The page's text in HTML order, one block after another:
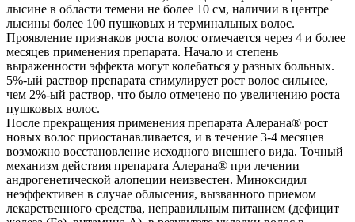
лысине в области темени не более 10 см, наличии в центре
лысины более 100 пушковых и терминальных волос.
Проявление признаков роста волос отмечается через 4 и более
месяцев применения препарата. Начало и степень
выраженности эффекта могут колебаться у разных больных.
5%-ый раствор препарата стимулирует рост волос сильнее,
чем 2%-ый раствор, что было отмечено по увеличению роста
пушковых волос.
После прекращения применения препарата Алерана® рост
новых волос приостанавливается, и в течение 3-4 месяцев
возможно восстановление исходного внешнего вида. Точный
механизм действия препарата Алерана® при лечении
андрогенетической алопеции неизвестен. Миноксидил
неэффективен в случае облысения, вызванного приемом
лекарственного средства, неправильным питанием (дефицит